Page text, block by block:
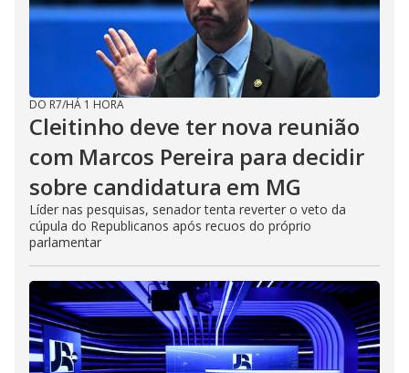
DO R7/HÁ 1 HORA
Cleitinho deve ter nova reunião
com Marcos Pereira para decidir
sobre candidatura em MG
Líder nas pesquisas, senador tenta reverter o veto da
cúpula do Republicanos após recuos do próprio
parlamentar